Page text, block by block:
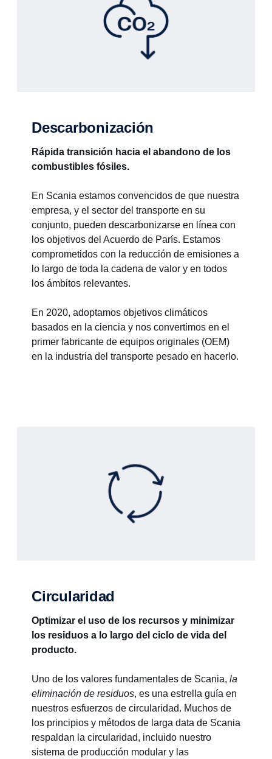
Descarbonización
Rápida transición hacia el abandono de los
combustibles fósiles.
En Scania estamos convencidos de que nuestra
empresa, y el sector del transporte en su
conjunto, pueden descarbonizarse en línea con
los objetivos del Acuerdo de París. Estamos
comprometidos con la reducción de emisiones a
lo largo de toda la cadena de valor y en todos
los ámbitos relevantes.
En 2020, adoptamos objetivos climáticos
basados en la ciencia y nos convertimos en el
primer fabricante de equipos originales (OEM)
en la industria del transporte pesado en hacerlo.
Circularidad
Optimizar el uso de los recursos y minimizar
los residuos a lo largo del ciclo de vida del
producto.
Uno de los valores fundamentales de Scania, la
eliminación de residuos, es una estrella guía en
nuestros esfuerzos de circularidad. Muchos de
los principios y métodos de larga data de Scania
respaldan la circularidad, incluido nuestro
sistema de producción modular y las